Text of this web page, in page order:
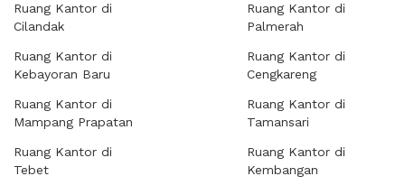
Ruang Kantor di
Cilandak
Ruang Kantor di
Kebayoran Baru
Ruang Kantor di
Mampang Prapatan
Ruang Kantor di
Tebet
Ruang Kantor di
Palmerah
Ruang Kantor di
Cengkareng
Ruang Kantor di
Tamansari
Ruang Kantor di
Kembangan